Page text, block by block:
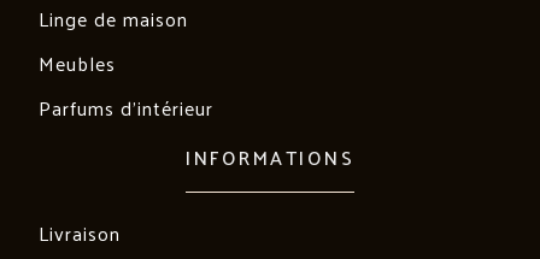
Linge de maison
Meubles
Parfums d'intérieur
INFORMATIONS
Livraison